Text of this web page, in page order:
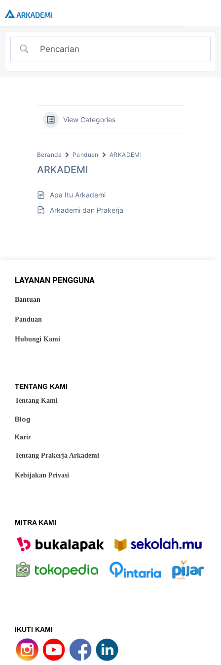
View Categories
Beranda Panduan ARKADEMI
ARKADEMI
Apa Itu Arkademi
Arkademi dan Prakerja
LAYANAN PENGGUNA
Bantuan
Panduan
Hubungi Kami
TENTANG KAMI
Tentang Kami
Blog
Karir
Tentang Prakerja Arkademi
Kebijakan Privasi
MITRA KAMI
IKUTI KAMI